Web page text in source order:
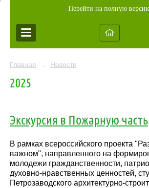
Перейти на полную
Главная → Новости
2025
Экскурсия в Пожарную часть
В рамках всероссийского проекта
важном", направленного на
молодежи гражданственности,
духовно-нравственных ценностей,
Петрозаводского архитектурно-